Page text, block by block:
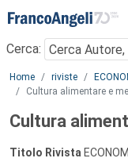
Menu
Cerca:
Main content
Home riviste
Cultura alimentare e
Cultura
Titolo Rivista